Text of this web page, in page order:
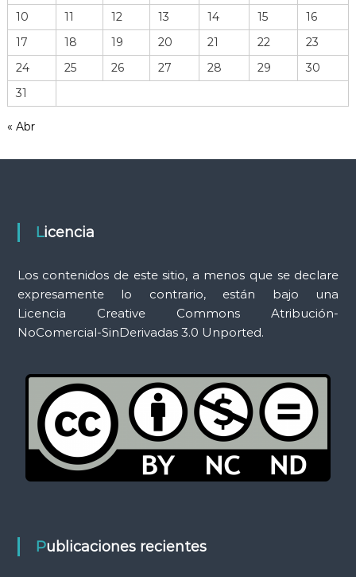
h
r
r
m
i
n
10
11 12 13 14 15
16
17
18 19 20 21 22
23
24
25 26 27 28 29
30
31
« Abr
Licencia
Los contenidos de este sitio, a menos que se declare
expresamente lo contrario, están bajo una
Licencia Creative Commons Atribución-
NoComercial-SinDerivadas 3.0 Unported.
Publicaciones recientes